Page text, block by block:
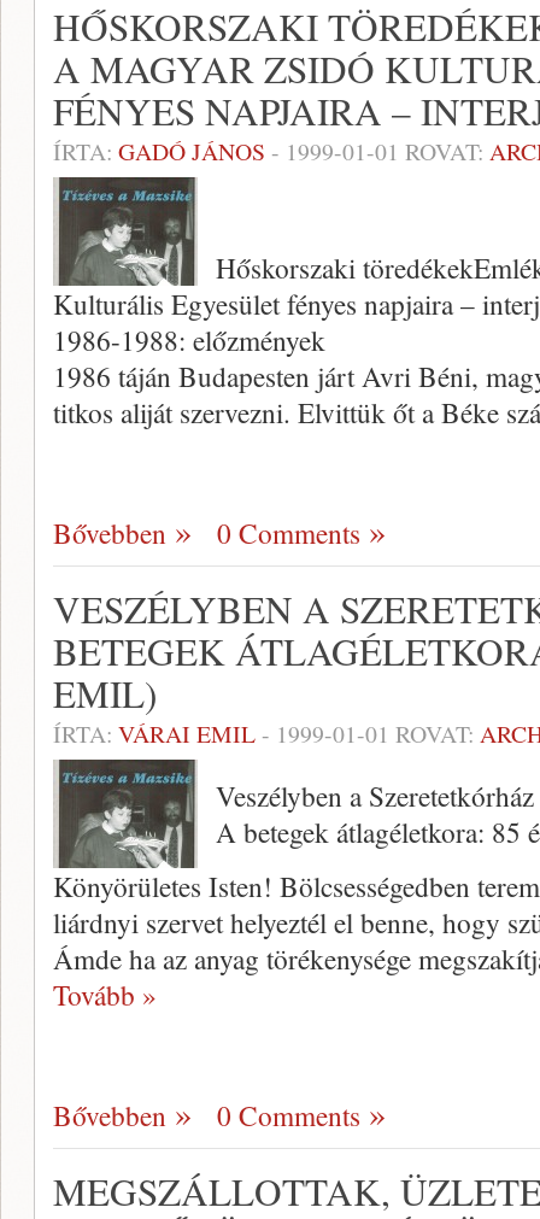
HŐSKORSZAKI
A MAGYAR ZSIDÓ
FÉNYES NAPJAIRA –
ÍRTA: GADÓ JÁNOS - 1999-01-01 ROVAT:
Hőskorszaki
Kulturális Egyesület fényes napjaira –
1986-1988: előzmények
1986 táján Budapesten járt Avri Béni,
tit­kos aliját szervezni. Elvittük őt a Béke
Bővebben 0 Comments
VESZÉLYBEN A
BETEGEK
EMIL)
ÍRTA: VÁRAI EMIL- 1999-01-01 ROVAT:
Veszélyben a Szeretetkórház
A betegek átlagéletkora: 85
Könyörületes Isten! Bölcsességedben
liárdnyi szervet helyeztél el benne, hogy
Ámde ha az anyag törékenysége
Tovább »
Bővebben 0 Comments
MEGSZÁLLOTTAK,